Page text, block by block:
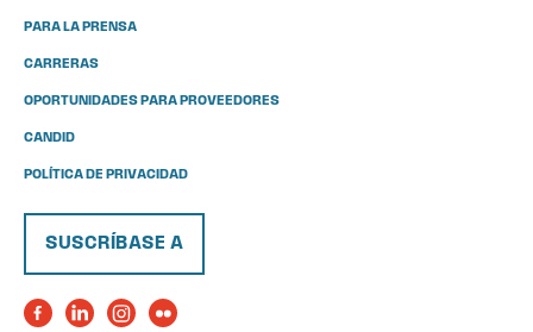
PARA LA PRENSA
CARRERAS
OPORTUNIDADES PARA PROVEEDORES
CANDID
POLÍTICA DE PRIVACIDAD
SUSCRÍBASE A